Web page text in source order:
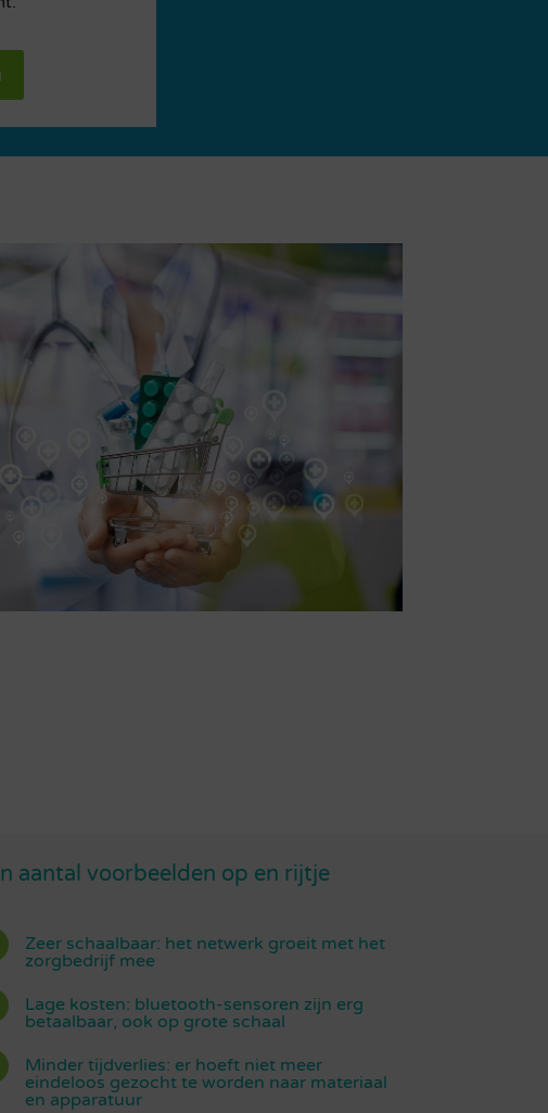
aantal voorbeelden op en rijtje
Zeer schaalbaar: het netwerk groeit met het
zorgbedrijf mee
Lage kosten: bluetooth-sensoren zijn erg
betaalbaar, ook op grote schaal
Minder tijdverlies: er hoeft niet meer
eindeloos gezocht te worden naar materiaal
en apparatuur